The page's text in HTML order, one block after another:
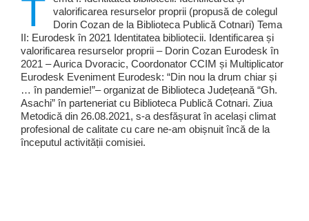
T
valorificarea resurselor proprii (propusă de colegul
Dorin Cozan de la Biblioteca Publică Cotnari) Tema
II: Eurodesk în 2021 Identitatea bibliotecii. Identificarea și
valorificarea resurselor proprii – Dorin Cozan Eurodesk în
2021 – Aurica Dvoracic, Coordonator CCIM și Multiplicator
Eurodesk Eveniment Eurodesk: “Din nou la drum chiar și
… în pandemie!”– organizat de Biblioteca Județeană “Gh.
Asachi” în parteneriat cu Biblioteca Publică Cotnari. Ziua
Metodică din 26.08.2021, s-a desfășurat în același climat
profesional de calitate cu care ne-am obișnuit încă de la
începutul activității comisiei.